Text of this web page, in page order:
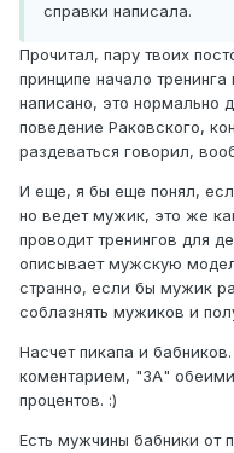
справки написала.
Прочитал, пару твоих
принципе начало
написано, это нормально
поведение Раковского,
раздеваться говорил,
И еще, я бы еще понял,
но ведет мужик, это же
проводит тренингов для
описывает мужскую
странно, если бы мужик
соблазнять мужиков и
Насчет пикапа и
коментарием, "ЗА"
процентов. :)
Есть мужчины бабники от